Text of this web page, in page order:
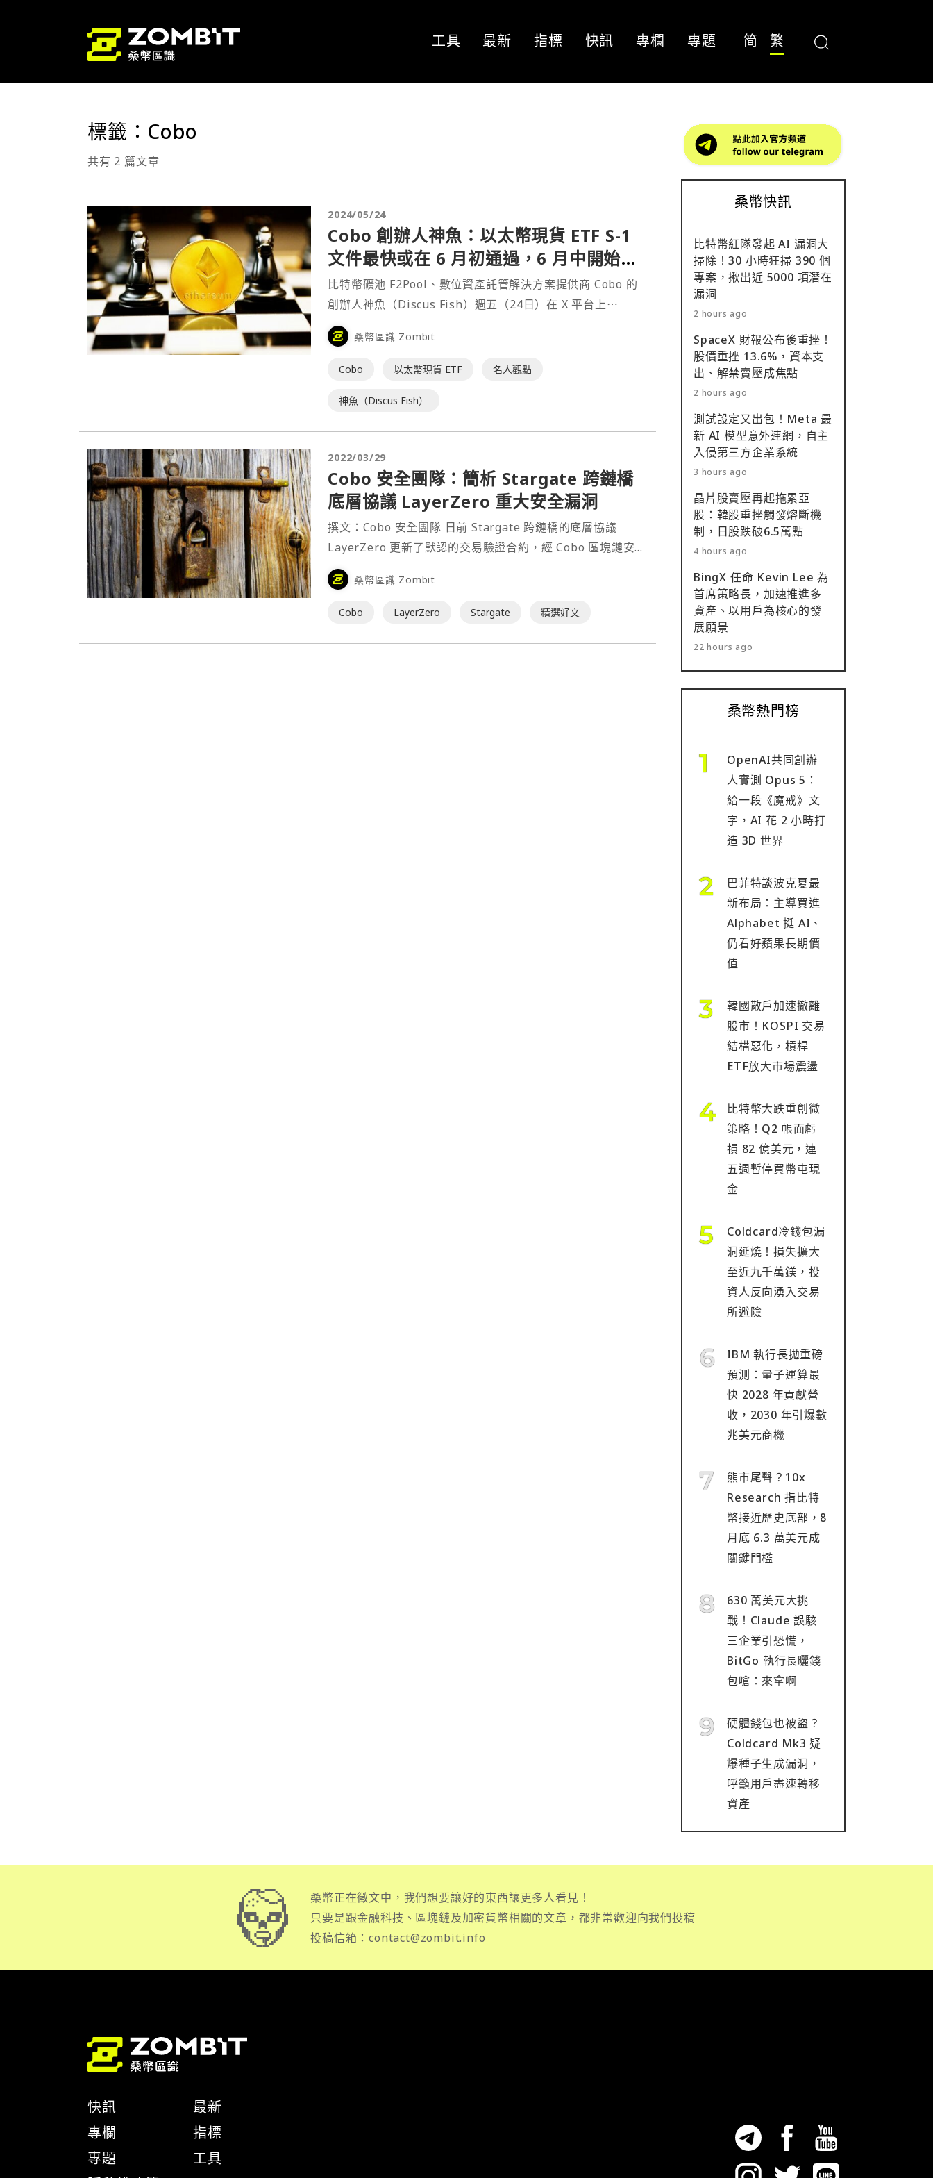
工具 最新 指標 快訊 專欄 專題 简 繁
標籤：Cobo
共有 2 篇文章
2024/05/24
Cobo 創辦人神魚：以太幣現貨 ETF S-1
文件最快或在 6 月初通過，6 月中開始交
易
比特幣礦池 F2Pool、數位資產託管解決方案提供商 Cobo 的
創辦人神魚（Discus Fish）週五（24日）在 X 平台上⋯
桑幣區識 Zombit
Cobo 以太幣現貨 ETF 名人觀點
神魚（Discus Fish）
2022/03/29
Cobo 安全團隊：簡析 Stargate 跨鏈橋
底層協議 LayerZero 重大安全漏洞
撰文：Cobo 安全團隊 日前 Stargate 跨鏈橋的底層協議
LayerZero 更新了默認的交易驗證合約，經 Cobo 區塊鏈安全
團隊分析，此次更新修復了之前版本中存在的嚴重漏洞，該漏
洞可能導致所有依托 LayerZero 構建的跨鏈⋯
桑幣區識 Zombit
Cobo LayerZero Stargate 精選好文
桑幣快訊
比特幣紅隊發起 AI 漏洞大
掃除！30 小時狂掃 390 個
專案，揪出近 5000 項潛在
漏洞
2 hours ago
SpaceX 財報公布後重挫！
股價重挫 13.6%，資本支
出、解禁賣壓成焦點
2 hours ago
測試設定又出包！Meta 最
新 AI 模型意外連網，自主
入侵第三方企業系統
3 hours ago
晶片股賣壓再起拖累亞
股：韓股重挫觸發熔斷機
制，日股跌破6.5萬點
4 hours ago
BingX 任命 Kevin Lee 為
首席策略長，加速推進多
資產、以用戶為核心的發
展願景
22 hours ago
桑幣熱門榜
OpenAI共同創辦
人實測 Opus 5：
給一段《魔戒》文
字，AI 花 2 小時打
造 3D 世界
巴菲特談波克夏最
新布局：主導買進
Alphabet 挺 AI、
仍看好蘋果長期價
值
韓國散戶加速撤離
股市！KOSPI 交易
結構惡化，槓桿
ETF放大市場震盪
比特幣大跌重創微
策略！Q2 帳面虧
損 82 億美元，連
五週暫停買幣屯現
金
Coldcard冷錢包漏
洞延燒！損失擴大
至近九千萬鎂，投
資人反向湧入交易
所避險
IBM 執行長拋重磅
預測：量子運算最
快 2028 年貢獻營
收，2030 年引爆數
兆美元商機
熊市尾聲？10x
Research 指比特
幣接近歷史底部，8
月底 6.3 萬美元成
關鍵門檻
630 萬美元大挑
戰！Claude 誤駭
三企業引恐慌，
BitGo 執行長曬錢
包嗆：來拿啊
硬體錢包也被盜？
Coldcard Mk3 疑
爆種子生成漏洞，
呼籲用戶盡速轉移
資產
桑幣正在徵文中，我們想要讓好的東西讓更多人看見！
只要是跟金融科技、區塊鏈及加密貨幣相關的文章，都非常歡迎向我們投稿
投稿信箱：contact@zombit.info
快訊
專欄
專題
最新
指標
工具